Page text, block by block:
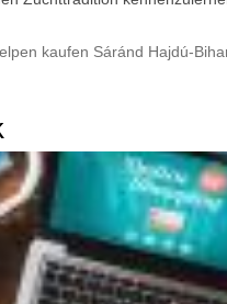
kaufen Sáránd Hajdú-